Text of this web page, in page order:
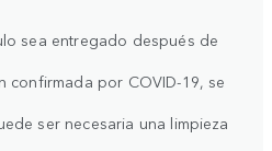
sea entregado después de
confirmada por COVID-19, se
ser necesaria una limpieza